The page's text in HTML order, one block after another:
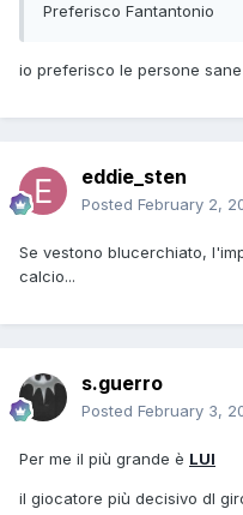
Preferisco Fantantonio
io preferisco le persone
eddie_sten
Posted February 2,
Se vestono blucerchiato,
calcio...
s.guerro
Posted February 3,
Per me il più grande è LUI
il giocatore più decisivo dl